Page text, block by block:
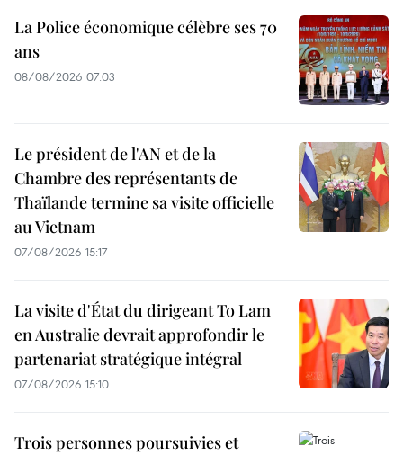
La Police économique célèbre ses 70
ans
08/08/2026 07:03
Le président de l'AN et de la
Chambre des représentants de
Thaïlande termine sa visite officielle
au Vietnam
07/08/2026 15:17
La visite d'État du dirigeant To Lam
en Australie devrait approfondir le
partenariat stratégique intégral
07/08/2026 15:10
Trois personnes poursuivies et